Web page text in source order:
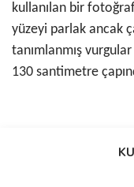
kullanılan bir
yüzeyi parlak ancak
tanımlanmış
130 santimetre
tarafımıza iletebilirsiniz.